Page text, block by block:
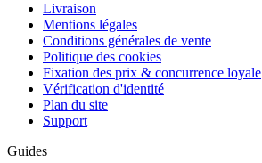
Livraison
Mentions légales
Conditions générales de vente
Politique des cookies
Fixation des prix & concurrence loyale
Vérification d'identité
Plan du site
Support
Guides